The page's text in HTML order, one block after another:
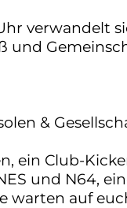
verwandelt
und
&
ein Club-
und N64,
warten auf